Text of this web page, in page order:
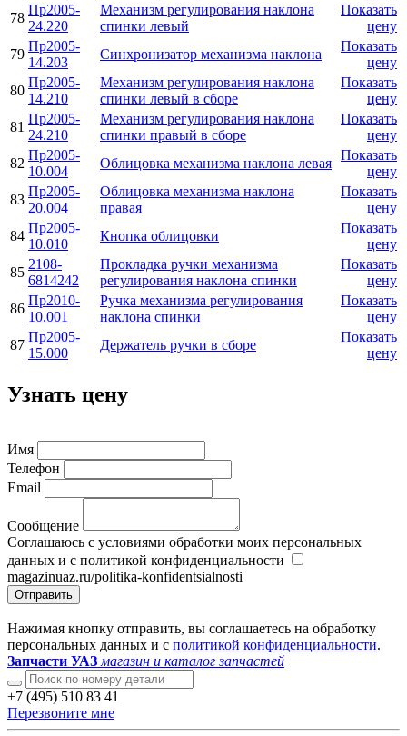
78
Пр2005-
24.220
Механизм регулирования наклона
спинки левый
Показать
цену
79
Пр2005-
14.203
Синхронизатор механизма наклона
Показать
цену
80
Пр2005-
14.210
Механизм регулирования наклона
спинки левый в сборе
Показать
цену
81
Пр2005-
24.210
Механизм регулирования наклона
спинки правый в сборе
Показать
цену
82
Пр2005-
10.004
Облицовка механизма наклона левая
Показать
цену
83
Пр2005-
20.004
Облицовка механизма наклона
правая
Показать
цену
84
Пр2005-
10.010
Кнопка облицовки
Показать
цену
85
2108-
6814242
Прокладка ручки механизма
регулирования наклона спинки
Показать
цену
86
Пр2010-
10.001
Ручка механизма регулирования
наклона спинки
Показать
цену
87
Пр2005-
15.000
Держатель ручки в сборе
Показать
цену
Узнать цену
Имя
Телефон
Email
Сообщение
Соглашаюсь с условиями обработки моих персональных
данных и с политикой конфиденциальности
magazinuaz.ru/politika-konfidentsialnosti
Отправить
Нажимая кнопку отправить, вы соглашаетесь на обработку
персональных данных и с политикой конфиденциальности.
Запчасти УАЗ магазин и каталог запчастей
+7 (495) 510 83 41
Перезвоните мне